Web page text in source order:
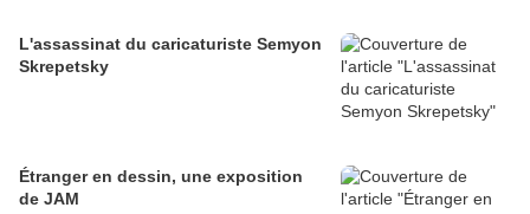
L'assassinat du caricaturiste Semyon
Skrepetsky
Étranger en dessin, une exposition
de JAM